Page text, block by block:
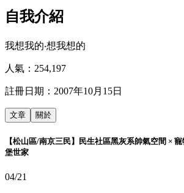
自我介紹
我想我的‧想我想的
人氣： 254,197
註冊日期： 2007年10月15日
文章 關於
【松山區/南京三民】民生社區黑灰系帥氣空間 ×
堡世家
04/21